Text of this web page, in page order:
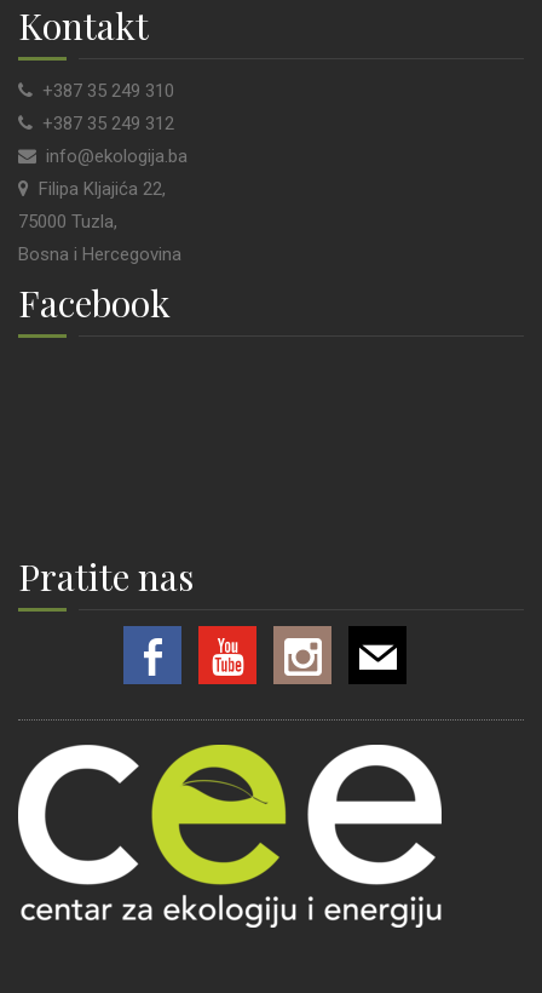
Kontakt
+387 35 249 310
+387 35 249 312
info@ekologija.ba
Filipa Kljajića 22,
75000 Tuzla,
Bosna i Hercegovina
Facebook
Pratite nas